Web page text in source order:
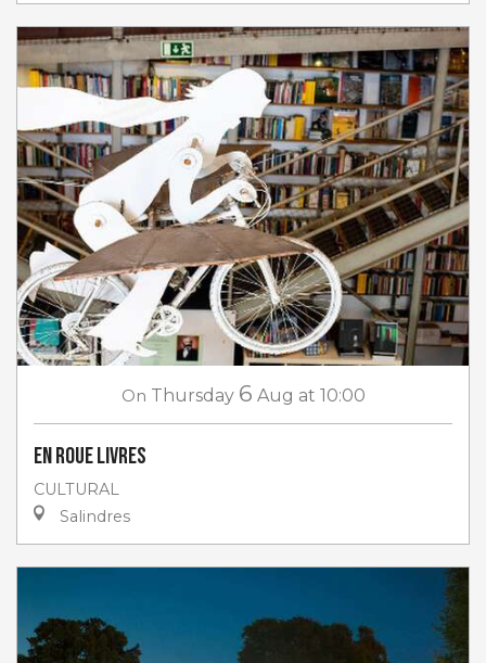
On Thursday 6 Aug at 10:00
En roue livres
CULTURAL
Salindres